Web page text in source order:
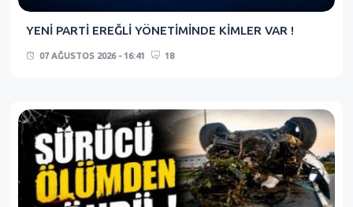
YENİ PARTİ EREĞLİ YÖNETİMİNDE KİMLER VAR !
07 AĞUSTOS 2026 - 16:41 18